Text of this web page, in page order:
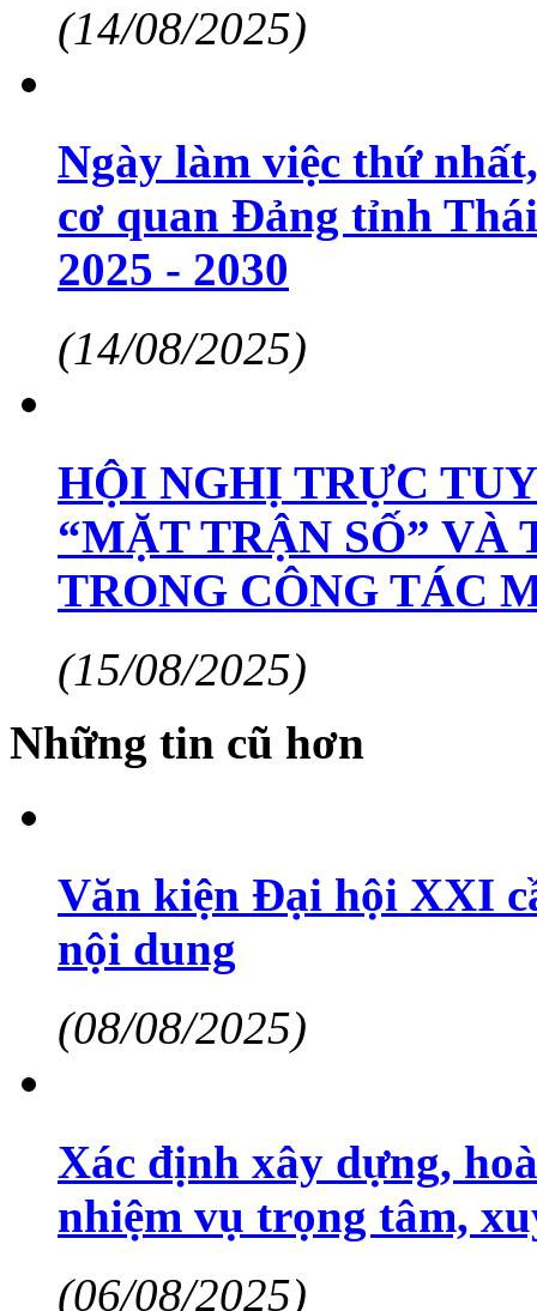
(14/08/2025)
Ngày làm việc thứ
cơ quan Đảng tỉnh
2025 - 2030
(14/08/2025)
HỘI NGHỊ TRỰC
“MẶT TRẬN SỐ” VÀ
TRONG CÔNG TÁC
(15/08/2025)
Những tin cũ hơn
Văn kiện Đại hội XXI
nội dung
(08/08/2025)
Xác định xây dựng,
nhiệm vụ trọng tâm,
(06/08/2025)